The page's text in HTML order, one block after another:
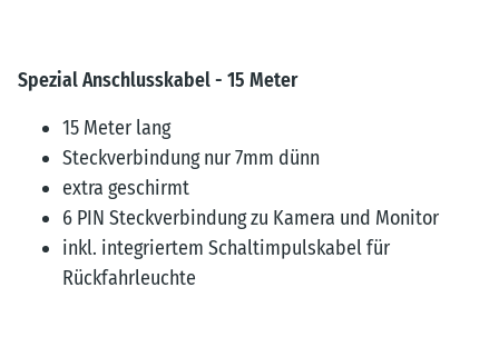
Spezial Anschlusskabel - 15 Meter
15 Meter lang
Steckverbindung nur 7mm dünn
extra geschirmt
6 PIN Steckverbindung zu Kamera und Monitor
inkl. integriertem Schaltimpulskabel für
Rückfahrleuchte